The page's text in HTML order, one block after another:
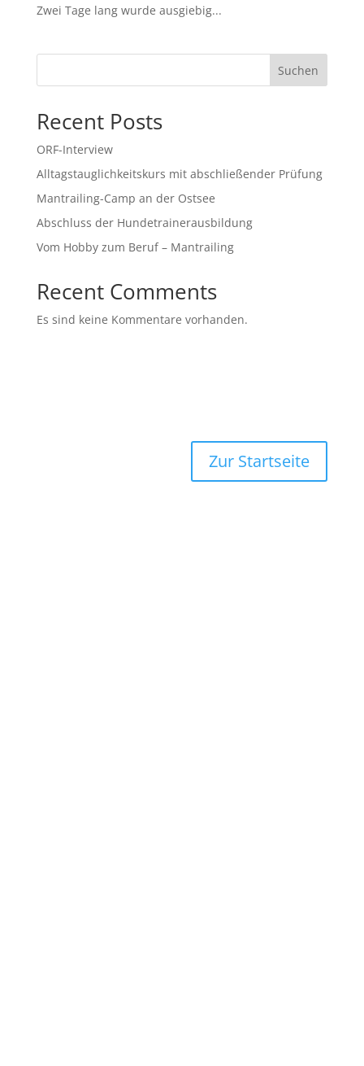
Zwei Tage lang wurde ausgiebig...
Suchen
Recent Posts
ORF-Interview
Alltagstauglichkeitskurs mit abschließender Prüfung
Mantrailing-Camp an der Ostsee
Abschluss der Hundetrainerausbildung
Vom Hobby zum Beruf – Mantrailing
Recent Comments
Es sind keine Kommentare vorhanden.
Zur Startseite